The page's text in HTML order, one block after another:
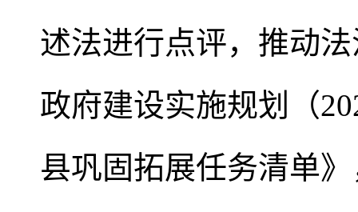
述法进行点评，推动
政府建设实施规划（
县巩固拓展任务清单